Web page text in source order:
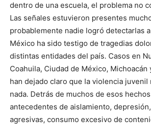
dentro de una escuela, el problema no
Las señales estuvieron presentes
probablemente nadie logró detectarlas
México ha sido testigo de tragedias
distintas entidades del país. Casos en
Coahuila, Ciudad de México, Michoacán
han dejado claro que la violencia juvenil
nada. Detrás de muchos de esos
antecedentes de aislamiento,
agresivas, consumo excesivo de